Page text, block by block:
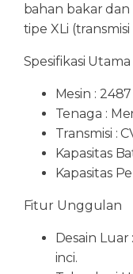
bahan bakar
tipe XLi
Spesifikasi Utama
Mesin :
Tenaga :
Transmisi :
Kapasitas
Kapasitas
Fitur Unggulan
Desain
inci.